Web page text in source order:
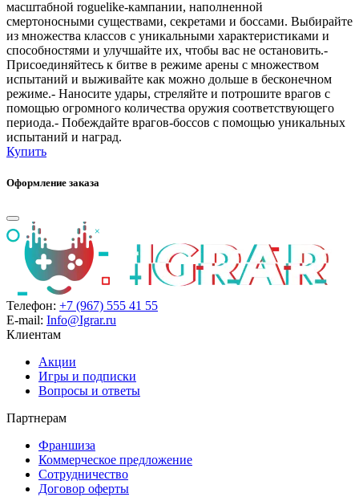
масштабной roguelike-кампании, наполненной
смертоносными существами, секретами и боссами. Выбирайте
из множества классов с уникальными характеристиками и
способностями и улучшайте их, чтобы вас не остановить.-
Присоединяйтесь к битве в режиме арены с множеством
испытаний и выживайте как можно дольше в бесконечном
режиме.- Наносите удары, стреляйте и потрошите врагов с
помощью огромного количества оружия соответствующего
периода.- Побеждайте врагов-боссов с помощью уникальных
испытаний и наград.
Купить
Оформление заказа
Телефон: +7 (967) 555 41 55
E-mail: Info@Igrar.ru
Клиентам
Акции
Игры и подписки
Вопросы и ответы
Партнерам
Франшиза
Коммерческое предложение
Сотрудничество
Договор оферты